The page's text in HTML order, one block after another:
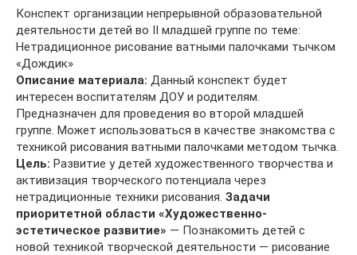
Конспект организации непрерывной образовательной
деятельности детей во II младшей группе по теме:
Нетрадиционное рисование ватными палочками тычком
«Дождик»
Описание материала: Данный конспект будет
интересен воспитателям ДОУ и родителям.
Предназначен для проведения во второй младшей
группе. Может использоваться в качестве знакомства с
техникой рисования ватными палочками методом тычка.
Цель: Развитие у детей художественного творчества и
активизация творческого потенциала через
нетрадиционные техники рисования. Задачи
приоритетной области «Художественно-
эстетическое развитие» — Познакомить детей с
новой техникой творческой деятельности — рисование